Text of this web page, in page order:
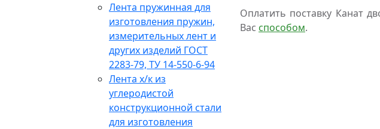
Лента пружинная для
изготовления пружин,
измерительных лент и
других изделий ГОСТ
2283-79, ТУ 14-550-6-94
Лента х/к из
углеродистой
конструкционной стали
для изготовления
Оплатить поставку Канат
Вас способом.